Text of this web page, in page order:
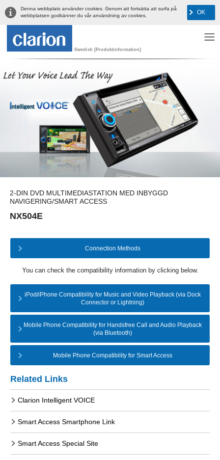
Denna webbplats använder cookies. Genom att fortsätta att surfa på
webbplatsen godkänner du vår användning av cookies.
OK
Swedish [Produktinformation]
2-DIN DVD MULTIMEDIASTATION MED INBYGGD
NAVIGERING/SMART ACCESS
NX504E
Connection Methods
You can check the compatibility information by clicking below.
iPod/iPhone Compatibility for Music and Video Playback (via Dock
Connector or Lightning)
Mobile Phone Compatibility for Handsfree Call and Audio Playback
(via Bluetooth)
Mobile Phone Compatibility for Smart Access
Related Links
Clarion Intelligent VOICE
Smart Access Smartphone Link
Smart Access Special Site